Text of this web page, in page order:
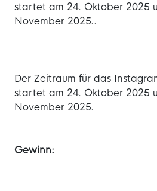
startet am 24. Oktober 2025
November 2025..
Der Zeitraum für das
startet am 24. Oktober 2025
November 2025.
Gewinn: